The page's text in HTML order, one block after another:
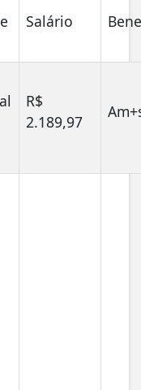
Salário
R$
2.189,97